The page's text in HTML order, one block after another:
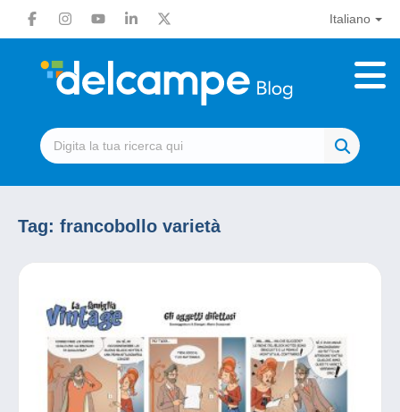
Italiano
Tag: francobollo varietà